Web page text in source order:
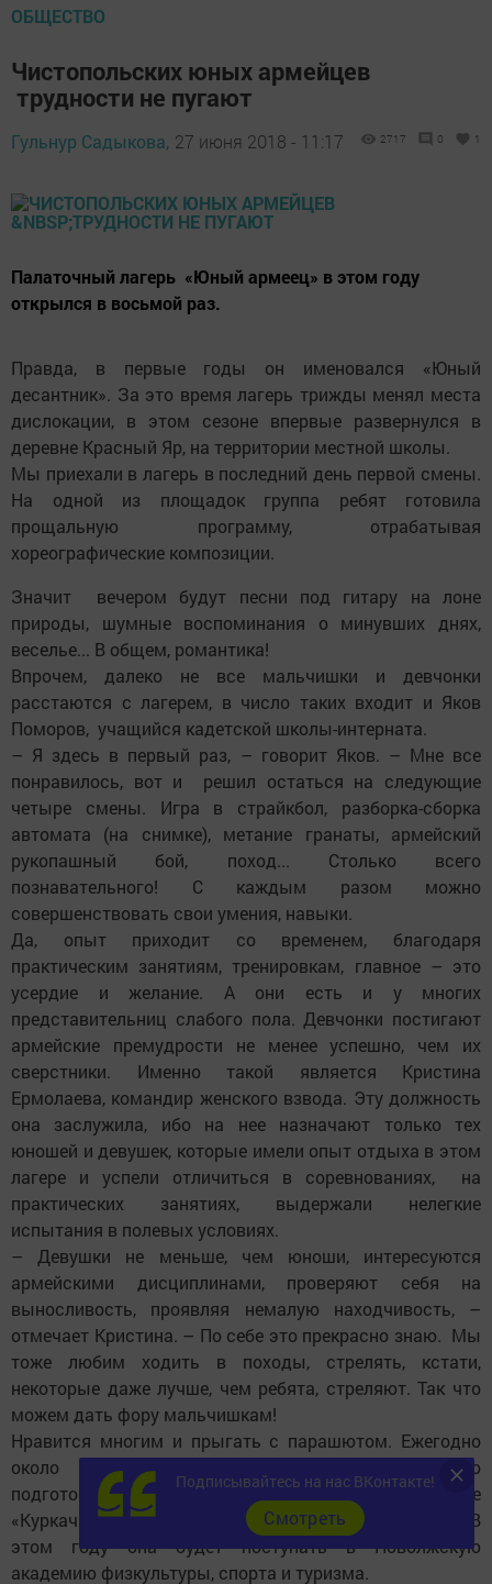
ОБЩЕСТВО
Чистопольских юных армейцев
трудности не пугают
Гульнур Садыкова, 27 июня 2018 - 11:17 2717 0 1
Палаточный лагерь «Юный армеец» в этом году
открылся в восьмой раз.
Правда, в первые годы он именовался «Юный
десантник». За это время лагерь трижды менял места
дислокации, в этом сезоне впервые развернулся в
деревне Красный Яр, на территории местной школы.
Мы приехали в лагерь в последний день первой смены.
На одной из площадок группа ребят готовила
прощальную программу, отрабатывая
хореографические композиции.
Значит вечером будут песни под гитару на лоне
природы, шумные воспоминания о минувших днях,
веселье... В общем, романтика!
Впрочем, далеко не все мальчишки и девчонки
расстаются с лагерем, в число таких входит и Яков
Поморов, учащийся кадетской школы-интерната.
– Я здесь в первый раз, – говорит Яков. – Мне все
понравилось, вот и решил остаться на следующие
четыре смены. Игра в страйкбол, разборка-сборка
автомата (на снимке), метание гранаты, армейский
рукопашный бой, поход... Столько всего
познавательного! С каждым разом можно
совершенствовать свои умения, навыки.
Да, опыт приходит со временем, благодаря
практическим заня­тиям, тренировкам, главное – это
усердие и желание. А они есть и у многих
представительниц слабого пола. Девчонки постигают
армейские премудрости не менее успешно, чем их
сверстники. Именно такой является Кристина
Ермолаева, командир женского взвода. Эту должность
она заслужила, ибо на нее назначают только тех
юношей и девушек, которые имели опыт отдыха в этом
лагере и успели отличиться в соревнованиях, на
практических занятиях, выдержали нелегкие
испытания в полевых условиях.
– Девушки не меньше, чем юноши, интересуются
армейскими дисциплинами, проверяют себя на
выносливость, проявляя немалую находчивость, –
отмечает Кристина. – По себе это прекрасно знаю. Мы
тоже любим ходить в походы, стрелять, кстати,
некоторые даже лучше, чем ребята, стреляют. Так что
можем дать фору мальчишкам!
Нравится многим и прыгать с парашютом. Ежегодно
около 20 ребят получают соответствующую
подготовку и выполняют прыжки на аэродроме
«Куркачи». Кстати, Кристина это сделала уже 2 раза. В
этом году она будет поступать в Поволжскую
академию физкультуры, спорта и туризма.
Подписывайтесь на нас ВКонтакте!
Cмотреть